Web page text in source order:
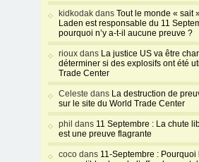
kidkodak dans Tout le monde « sait
Laden est responsable du 11
pourquoi n’y a-t-il aucune preuve ?
rioux dans La justice US va être
déterminer si des explosifs ont été
Trade Center
Celeste dans La destruction de
sur le site du World Trade Center
phil dans 11 Septembre : La chute
est une preuve flagrante
coco dans 11-Septembre : Pourquoi